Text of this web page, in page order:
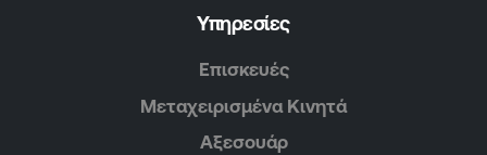
Υπηρεσίες
Επισκευές
Μεταχειρισμένα Κινητά
Αξεσουάρ